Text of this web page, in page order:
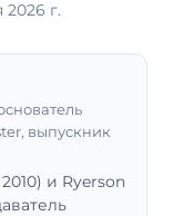
г.
выпускник
и Ryerson